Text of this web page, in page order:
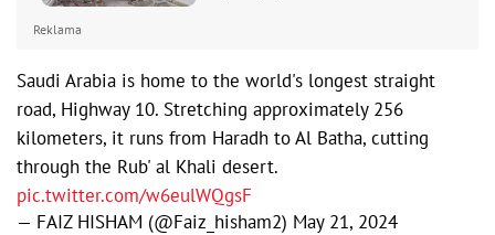
Reklama
Saudi Arabia is home to the world's longest straight
road, Highway 10. Stretching approximately 256
kilometers, it runs from Haradh to Al Batha, cutting
through the Rub' al Khali desert.
pic.twitter.com/w6eulWQgsF
— FAIZ HISHAM (@Faiz_hisham2) May 21, 2024